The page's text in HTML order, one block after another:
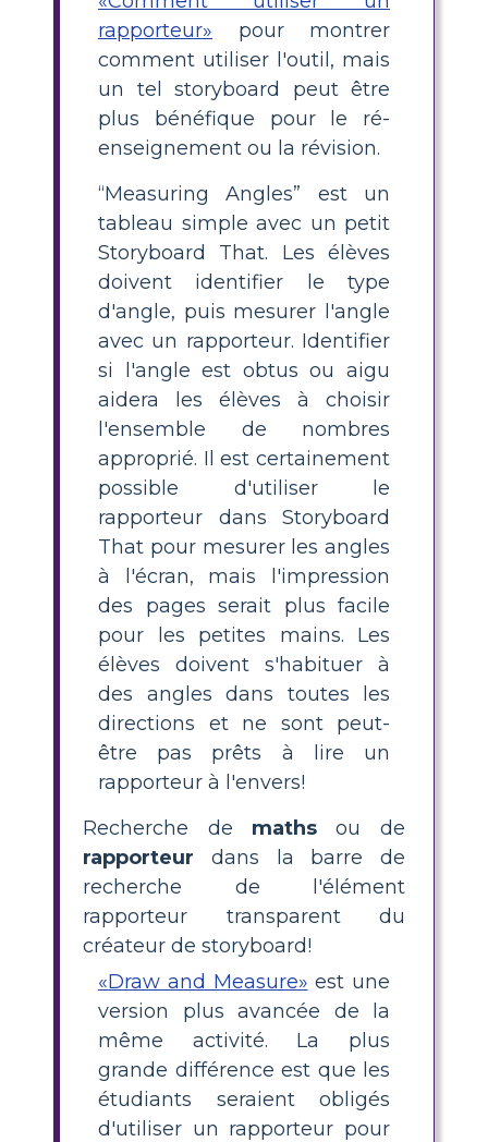
rapporteur» pour montrer
comment utiliser l'outil, mais
un tel storyboard peut être
plus bénéfique pour le ré-
enseignement ou la révision.
“Measuring Angles” est un
tableau simple avec un petit
Storyboard That. Les élèves
doivent identifier le type
d'angle, puis mesurer l'angle
avec un rapporteur. Identifier
si l'angle est obtus ou aigu
aidera les élèves à choisir
l'ensemble de nombres
approprié. Il est certainement
possible d'utiliser le
rapporteur dans Storyboard
That pour mesurer les angles
à l'écran, mais l'impression
des pages serait plus facile
pour les petites mains. Les
élèves doivent s'habituer à
des angles dans toutes les
directions et ne sont peut-
être pas prêts à lire un
rapporteur à l'envers!
Recherche de maths ou de
rapporteur dans la barre de
recherche de l'élément
rapporteur transparent du
créateur de storyboard!
«Draw and Measure» est une
version plus avancée de la
même activité. La plus
grande différence est que les
étudiants seraient obligés
d'utiliser un rapporteur pour